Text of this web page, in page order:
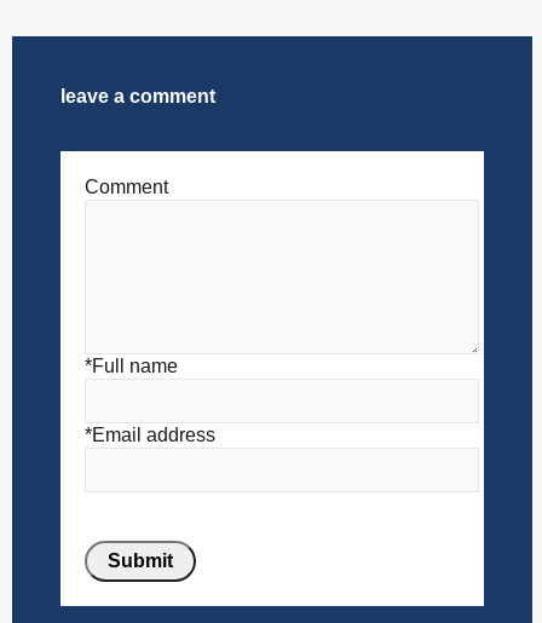
leave a comment
Comment
*Full name
*Email address